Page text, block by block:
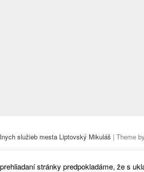
služieb mesta Liptovský Mikuláš | Theme
stránky predpokladáme, že s